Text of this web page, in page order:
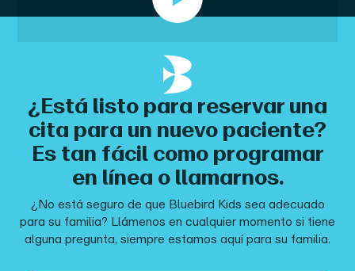
¿Está listo para reservar una
cita para un nuevo paciente?
Es tan fácil como programar
en línea o llamarnos.
¿No está seguro de que Bluebird Kids sea adecuado
para su familia? Llámenos en cualquier momento si tiene
alguna pregunta, siempre estamos aquí para su familia.